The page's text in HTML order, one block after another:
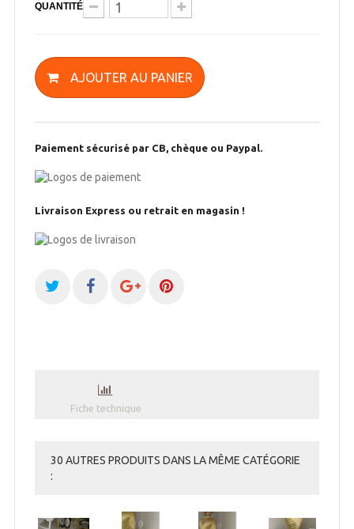
QUANTITÉ
AJOUTER AU PANIER
Paiement sécurisé par CB, chèque ou Paypal.
Livraison Express ou retrait en magasin !
Fiche technique
30 AUTRES PRODUITS DANS LA MÊME CATÉGORIE
: